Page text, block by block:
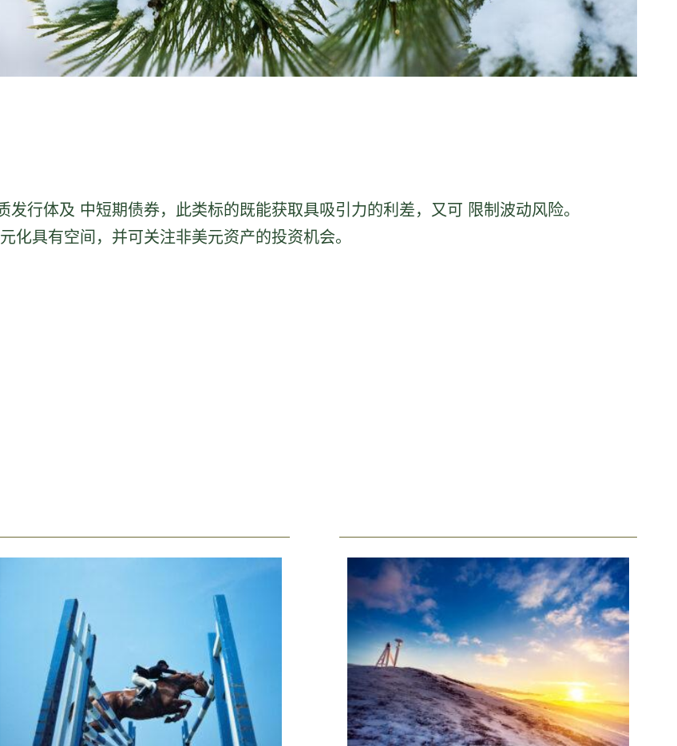
行体及 中短期债券，此类标的既能获取具吸引力的利差，又可 限制波动风险。
化具有空间，并可关注非美元资产的投资机会。